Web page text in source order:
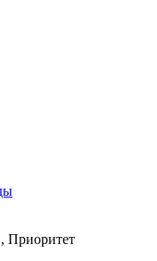
Приоритет